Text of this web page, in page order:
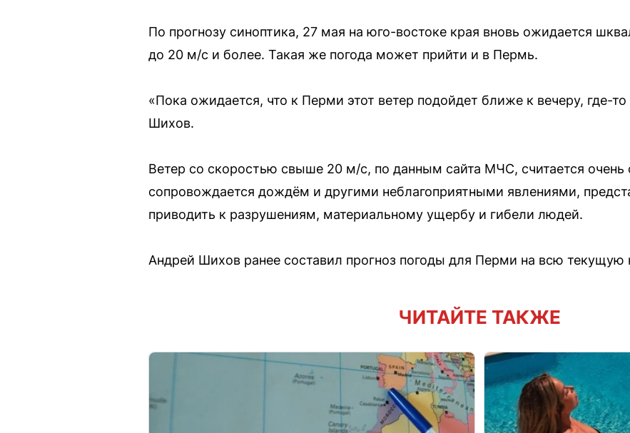
По прогнозу синоптика, 27 мая на юго-востоке края вновь ожидается
до 20 м/с и более. Такая же погода может прийти и в Пермь.
«Пока ожидается, что к Перми этот ветер подойдет ближе к вечеру, где-
Шихов.
Ветер со скоростью свыше 20 м/с, по данным сайта МЧС, считается
сопровождается дождём и другими неблагоприятными явлениями,
приводить к разрушениям, материальному ущербу и гибели людей.
Андрей Шихов ранее составил прогноз погоды для Перми на всю текущую
ЧИТАЙТЕ ТАКЖЕ